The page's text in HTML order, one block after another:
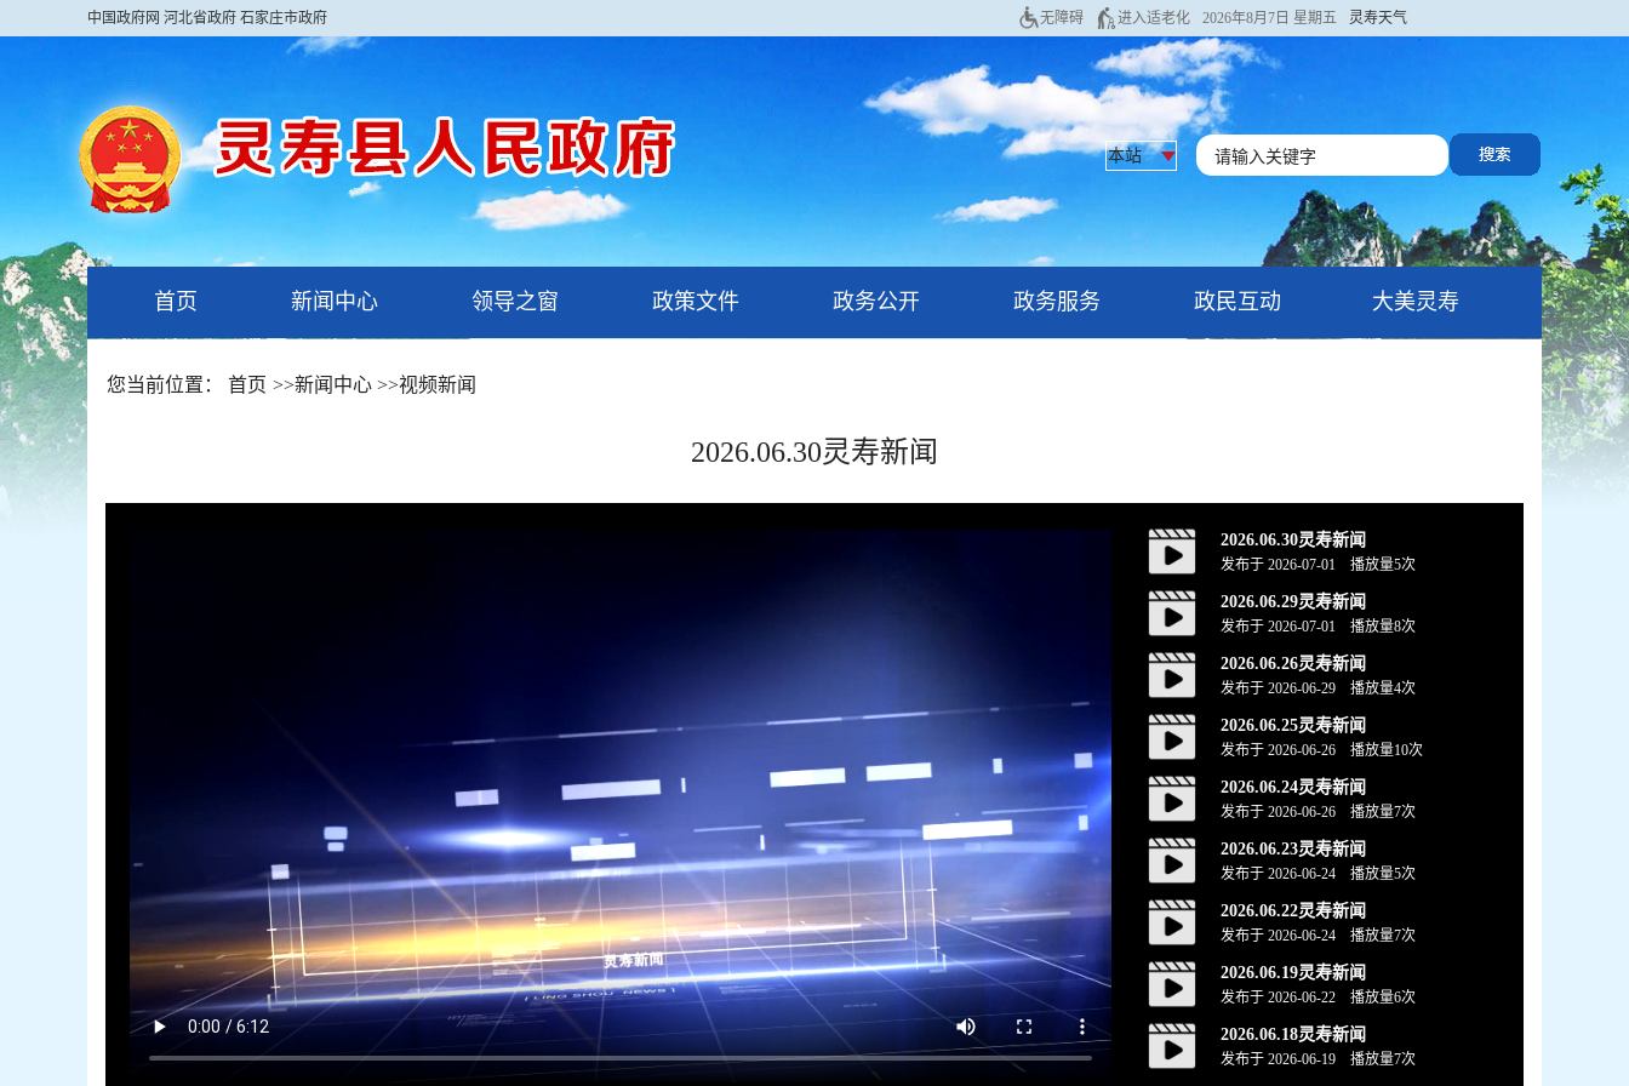
中国政府网 河北省政府 石家庄市政府 灵寿天气
无障碍 进入适老化 2026年8月7日 星期五
首页 新闻中心 领导之窗 政策文件 政务公开 政务服务 政民互动 大美灵寿
您当前位置： 首页 >>新闻中心 >>视频新闻
2026.06.30灵寿新闻
2026.06.30灵寿新闻
发布于 2026-07-01 播放量5次
2026.06.29灵寿新闻
发布于 2026-07-01 播放量8次
2026.06.26灵寿新闻
发布于 2026-06-29 播放量4次
2026.06.25灵寿新闻
发布于 2026-06-26 播放量10次
2026.06.24灵寿新闻
发布于 2026-06-26 播放量7次
2026.06.23灵寿新闻
发布于 2026-06-24 播放量5次
2026.06.22灵寿新闻
发布于 2026-06-24 播放量7次
2026.06.19灵寿新闻
发布于 2026-06-22 播放量6次
2026.06.18灵寿新闻
发布于 2026-06-19 播放量7次